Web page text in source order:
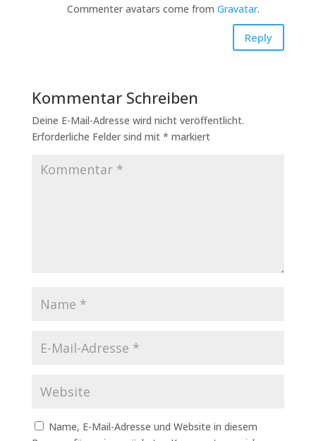
Commenter avatars come from Gravatar.
Reply
Kommentar Schreiben
Deine E-Mail-Adresse wird nicht veröffentlicht.
Erforderliche Felder sind mit * markiert
Name, E-Mail-Adresse und Website in diesem